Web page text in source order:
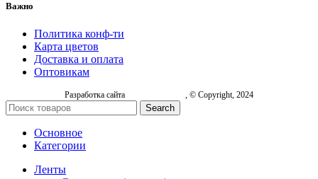
Важно
Политика конф-ти
Карта цветов
Доставка и оплата
Оптовикам
Разработка сайта , © Copyright, 2024
Search
Основное
Категории
Ленты